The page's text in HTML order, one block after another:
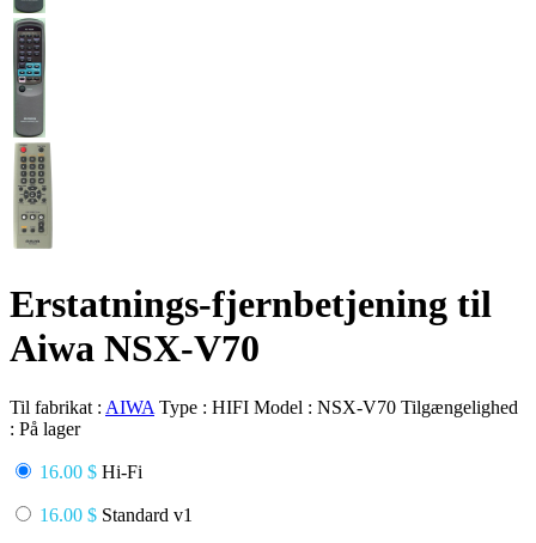
Erstatnings-fjernbetjening til
Aiwa NSX-V70
Til fabrikat : AIWA Type : HIFI Model : NSX-V70 Tilgængelighed
: På lager
16.00 $ Hi-Fi
16.00 $ Standard v1